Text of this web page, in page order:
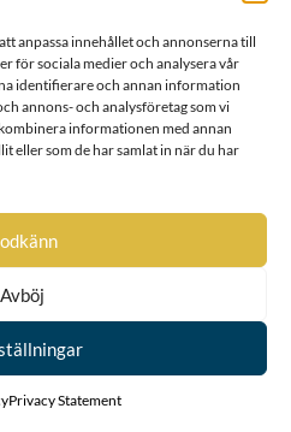
anpassa innehållet och annonserna till
för sociala medier och analysera vår
identifierare och annan information
annons- och analysföretag som vi
informationen med annan
eller som de har samlat in när du har
Avböj
Privacy Statement